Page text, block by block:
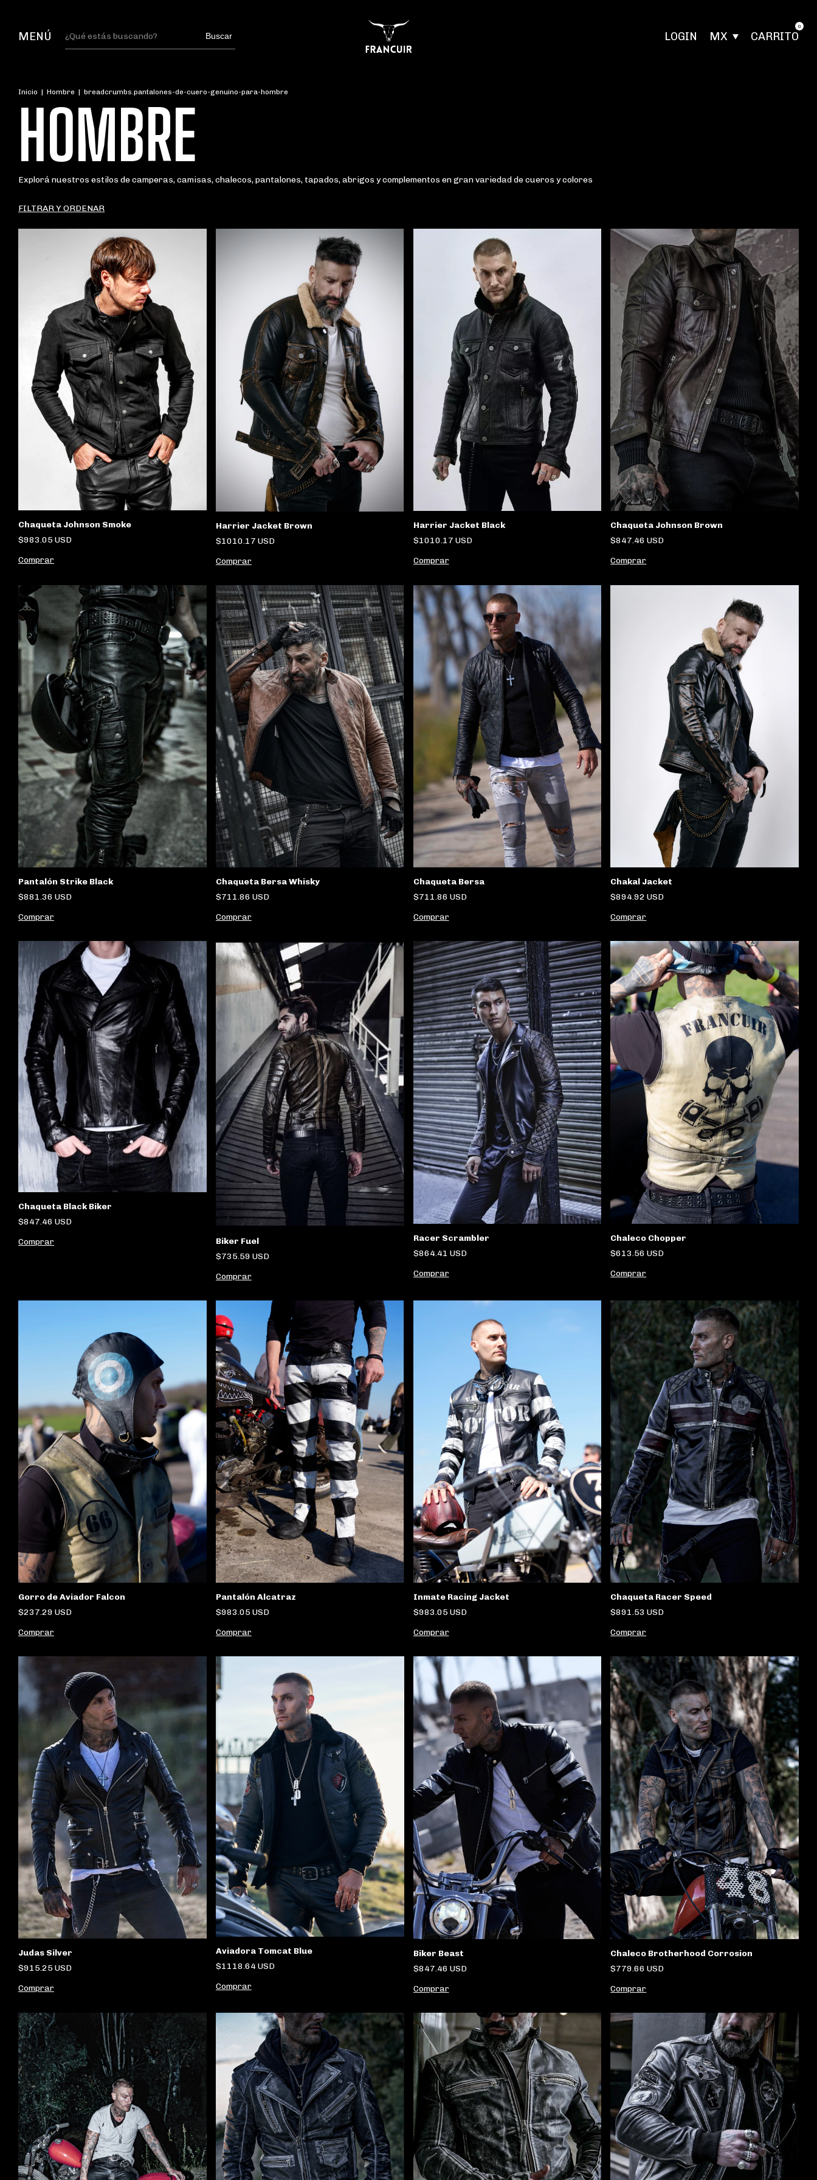
MENÚ Buscar MX
LOGIN CARRITO
0
Inicio | Hombre | breadcrumbs.pantalones-de-cuero-genuino-para-hombre
HOMBRE
Explorá nuestros estilos de camperas, camisas, chalecos, pantalones, tapados, abrigos y complementos en gran variedad de cueros y colores
FILTRAR Y ORDENAR
Chaqueta Johnson Smoke
$983.05 USD
Comprar
Harrier Jacket Brown
$1010.17 USD
Comprar
Harrier Jacket Black
$1010.17 USD
Comprar
Chaqueta Johnson Brown
$847.46 USD
Comprar
Pantalón Strike Black
$881.36 USD
Comprar
Chaqueta Bersa Whisky
$711.86 USD
Comprar
Chaqueta Bersa
$711.86 USD
Comprar
Chakal Jacket
$894.92 USD
Comprar
Chaqueta Black Biker
$847.46 USD
Comprar
Biker Fuel
$735.59 USD
Comprar
Racer Scrambler
$864.41 USD
Comprar
Chaleco Chopper
$613.56 USD
Comprar
Gorro de Aviador Falcon
$237.29 USD
Pantalón Alcatraz
$983.05 USD
Comprar
Inmate Racing Jacket
$983.05 USD
Comprar
Chaqueta Racer Speed
$891.53 USD
Comprar
Judas Silver
$915.25 USD
Comprar
Aviadora Tomcat Blue
$1118.64 USD
Comprar
Biker Beast
$847.46 USD
Comprar
Chaleco Brotherhood Corrosion
$779.66 USD
Comprar